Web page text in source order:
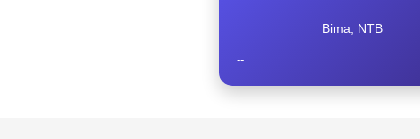
Bima, NTB
--